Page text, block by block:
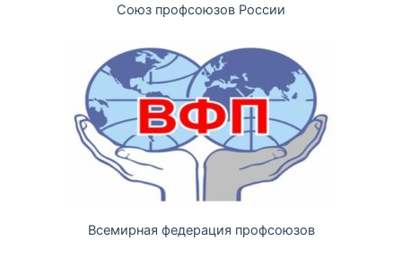
Союз профсоюзов России
Всемирная федерация профсоюзов